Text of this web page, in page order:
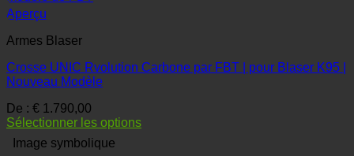
Aperçu
Armes Blaser
Crosse UNIC Rvolution Carbone par FBT | pour Blaser K95 |
Nouveau Modèle
De : € 1.790,00
Sélectionner les options
Image symbolique